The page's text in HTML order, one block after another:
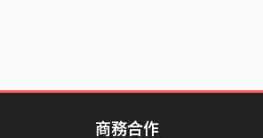
商務合作